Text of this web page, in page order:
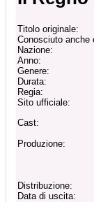
Titolo originale:
Conosciuto anche
Nazione:
Anno:
Genere:
Durata:
Regia:
Sito ufficiale:
Cast:
Produzione:
Distribuzione:
Data di uscita: